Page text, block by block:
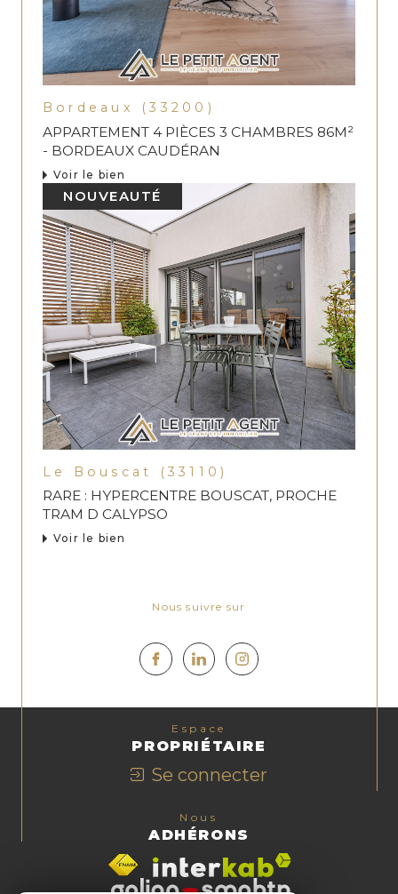
Bordeaux (33200)
APPARTEMENT 4 PIÈCES 3 CHAMBRES 86M²
- BORDEAUX CAUDÉRAN
Voir le bien
NOUVEAUTÉ
Le Bouscat (33110)
RARE : HYPERCENTRE BOUSCAT, PROCHE
TRAM D CALYPSO
Voir le bien
Nous suivre sur
Espace
PROPRIÉTAIRE
Se connecter
Nous
ADHÉRONS